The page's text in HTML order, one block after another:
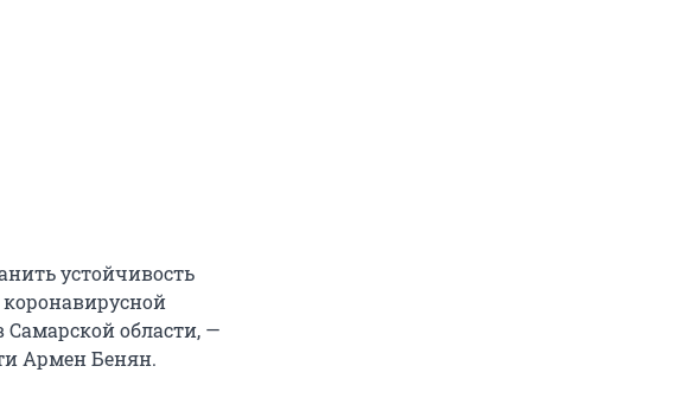
устойчивость
Самарской области, —
Армен Бенян.